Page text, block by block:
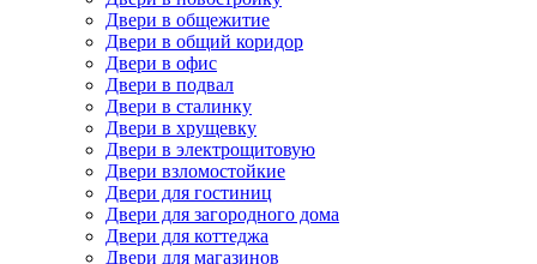
Двери в общежитие
Двери в общий коридор
Двери в офис
Двери в подвал
Двери в сталинку
Двери в хрущевку
Двери в электрощитовую
Двери взломостойкие
Двери для гостиниц
Двери для загородного дома
Двери для коттеджа
Двери для магазинов